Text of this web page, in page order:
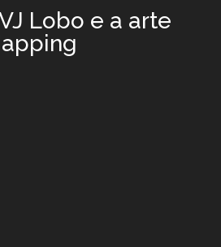
Lobo e a arte